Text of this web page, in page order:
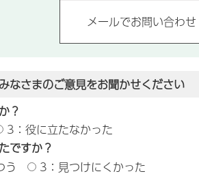
なさまのご意見をお聞かせください
？
3：役に立たなかった
ですか？
う 3：見つけにくかった